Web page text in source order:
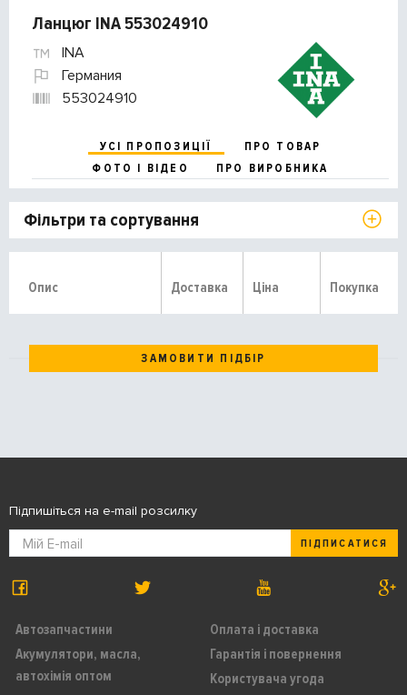
Ланцюг INA 553024910
INA
Германия
553024910
УСІ ПРОПОЗИЦІЇ
ПРО ТОВАР
ФОТО І ВІДЕО
ПРО ВИРОБНИКА
Фільтри та сортування
Опис Доставка Ціна Покупка
ЗАМОВИТИ ПІДБІР
Автозапчастини
Акумулятори, масла,
автохімія оптом
Оплата і доставка
Гарантія і повернення
Користувача угода
Підпишіться на e-mail розсилку
ПІДПИСАТИСЯ